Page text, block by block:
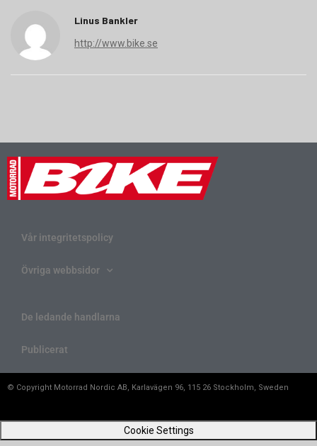
Linus Bankler
http://www.bike.se
Vår integritetspolicy
Övriga webbsidor
De ledande handlarna
Publicerat
© Copyright Motorrad Nordic AB, Karlavägen 96, 115 26 Stockholm, Sweden
Cookie Settings